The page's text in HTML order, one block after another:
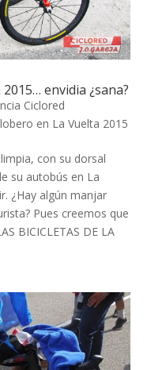
envidia ¿sana?
Ciclored
en La Vuelta 2015
con su dorsal
su autobús en La
¿Hay algún manjar
Pues creemos que
BICICLETAS DE LA